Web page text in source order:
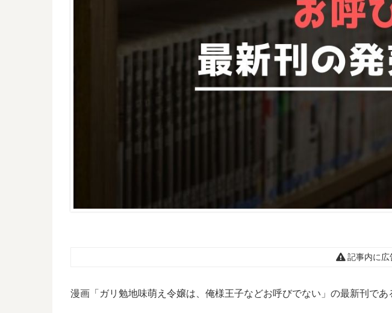
記事内に広
漫画「ガリ勉地味萌え令嬢は、俺様王子などお呼びでない」の最新刊で